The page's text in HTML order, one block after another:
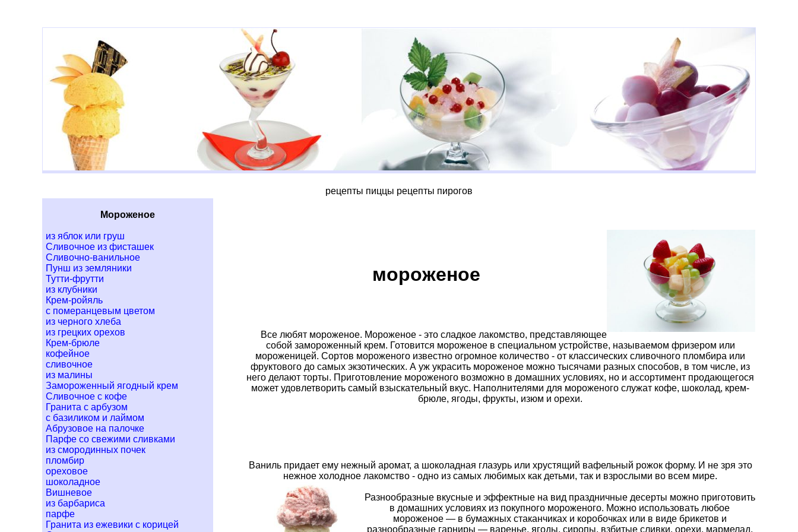
рецепты пиццы рецепты пирогов
Мороженое
из яблок или груш
Сливочное из фисташек
Сливочно-ванильное
Пунш из земляники
Тутти-фрутти
из клубники
Крем-ройяль
с померанцевым цветом
из черного хлеба
из грецких орехов
Крем-брюле
кофейное
сливочное
из малины
Замороженный ягодный крем
Сливочное с кофе
Гранита с арбузом
с базиликом и лаймом
Абрузовое на палочке
Парфе со свежими сливками
из смородинных почек
пломбир
ореховое
шоколадное
Вишневое
из барбариса
парфе
Гранита из ежевики с корицей
мороженое
Все любят мороженое. Мороженое - это сладкое лакомство, представляющее
собой замороженный крем. Готовится мороженое в специальном устройстве, называемом фризером или
мороженицей. Сортов мороженого известно огромное количество - от классических сливочного пломбира или
фруктового до самых экзотических. А уж украсить мороженое можно тысячами разных способов, в том числе, из
него делают торты. Приготовление мороженого возможно в домашних условиях, но и ассортимент продающегося
может удовлетворить самый взыскательный вкус. Наполнителями для мороженого служат кофе, шоколад, крем-
брюле, ягоды, фрукты, изюм и орехи.
Ваниль придает ему нежный аромат, а шоколадная глазурь или хрустящий вафельный рожок форму. И не зря это
нежное холодное лакомство - одно из самых любимых как детьми, так и взрослыми во всем мире.
Разнообразные вкусные и эффектные на вид праздничные десерты можно приготовить
в домашних условиях из покупного мороженого. Можно использовать любое
мороженое — в бумажных стаканчиках и коробочках или в виде брикетов и
разнообразные гарниры — варенье, ягоды, сиропы, взбитые сливки, орехи, мармелад,